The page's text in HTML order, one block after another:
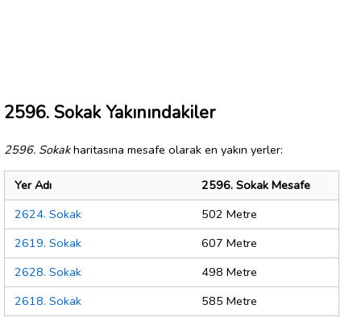
2596. Sokak Yakınındakiler
2596. Sokakharitasına mesafe olarak en yakın yerler:
Yer Adı
2596. Sokak Mesafe
2624. Sokak
502 Metre
2619. Sokak
607 Metre
2628. Sokak
498 Metre
2618. Sokak
585 Metre